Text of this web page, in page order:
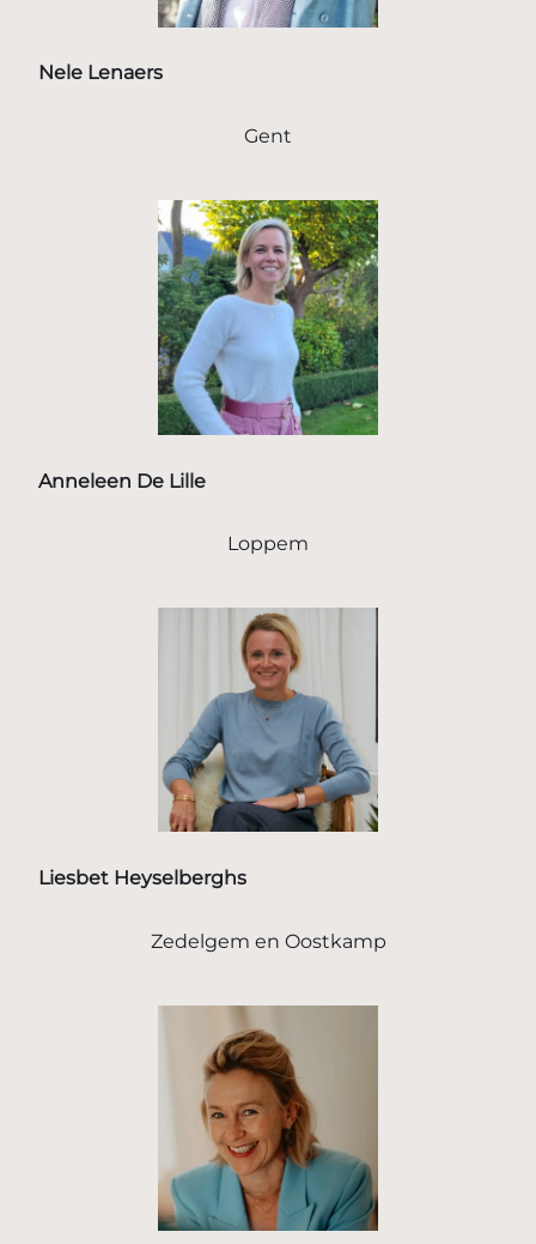
Nele Lenaers
Gent
Anneleen De Lille
Loppem
Liesbet Heyselberghs
Zedelgem en Oostkamp